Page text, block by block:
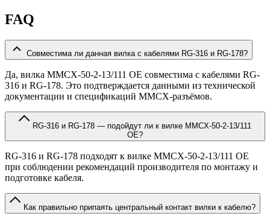
FAQ
Совместима ли данная вилка с кабелями RG-316 и RG-178?
Да, вилка MMCX-50-2-13/111 OE совместима с кабелями RG-
316 и RG-178. Это подтверждается данными из технической
документации и спецификаций MMCX-разъёмов.
OE?
RG-316 и RG-178 подходят к вилке MMCX-50-2-13/111 OE
при соблюдении рекомендаций производителя по монтажу и
подготовке кабеля.
Как правильно припаять центральный контакт вилки к кабелю?